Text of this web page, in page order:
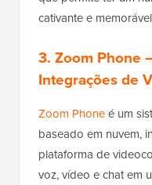
cativante e
3. Zoom Phone
Integrações de
Zoom Phoneé um
baseado em nuvem,
plataforma de
voz, vídeo e chat em